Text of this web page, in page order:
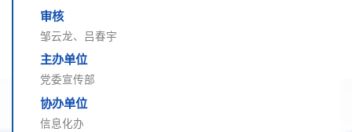
审核
邹云龙、吕春宇
主办单位
党委宣传部
协办单位
信息化办